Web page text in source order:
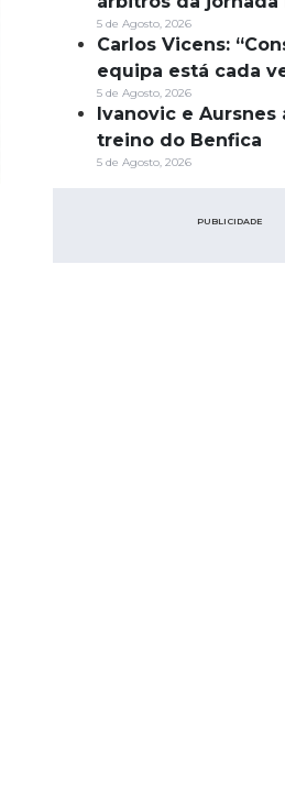
5 de Agosto, 2026
Carlos Vicens:
equipa está cada
5 de Agosto, 2026
Ivanovic e Aursnes
treino do Benfica
5 de Agosto, 2026
PUBLICIDADE